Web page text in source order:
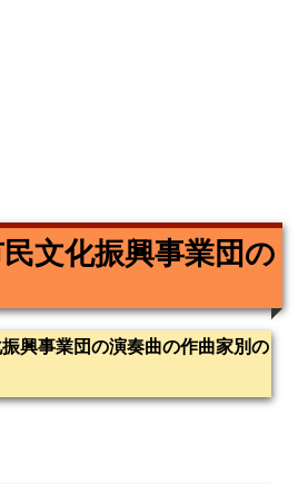
文化振興事業団の
興事業団の演奏曲の作曲家別の